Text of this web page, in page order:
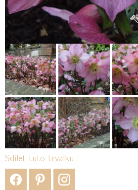
Sdílet tuto trvalku: